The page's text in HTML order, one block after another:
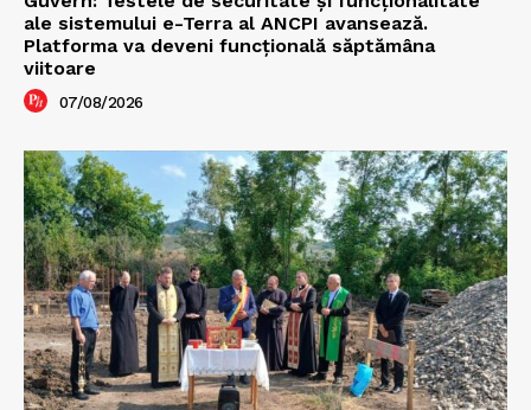
ale sistemului e-Terra al ANCPI avansează.
Platforma va deveni funcțională săptămâna
viitoare
07/08/2026